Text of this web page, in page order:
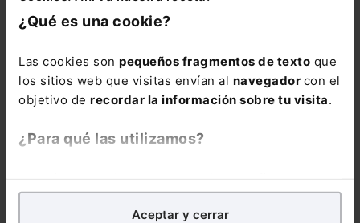
¿Qué es una cookie?
Las cookies son pequeños fragmentos de texto que
los sitios web que visitas envían al navegador con el
objetivo de recordar la información sobre tu visita.
¿Para qué las utilizamos?
analíticospara tratar demejorar tu experienciaen
nuestra página web. También con fines publicitarios,
Aceptar y cerrar
está oportunidad y adquiere tu acceso
con un25% de descuento
110,00€ 66,00€
COMPRAR